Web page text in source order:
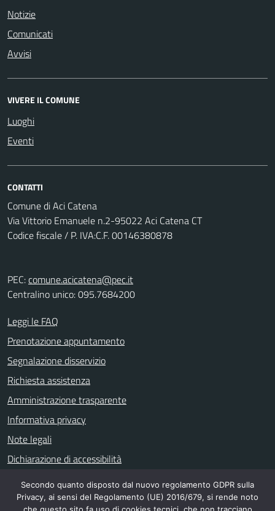
Notizie
Comunicati
Avvisi
VIVERE IL COMUNE
Luoghi
Eventi
CONTATTI
Comune di Aci Catena
Via Vittorio Emanuele n.2-95022 Aci Catena CT
Codice fiscale / P. IVA:C.F. 00146380878
PEC:comune.acicatena@pec.it
Centralino unico: 095.7684200
Leggi le FAQ
Prenotazione appuntamento
Segnalazione disservizio
Richiesta assistenza
Amministrazione trasparente
Informativa privacy
Note legali
Dichiarazione di accessibilità
SEGUICI SU
Secondo quanto disposto dal nuovo regolamento GDPR sulla
Privacy, ai sensi del Regolamento (UE) 2016/679, si rende noto